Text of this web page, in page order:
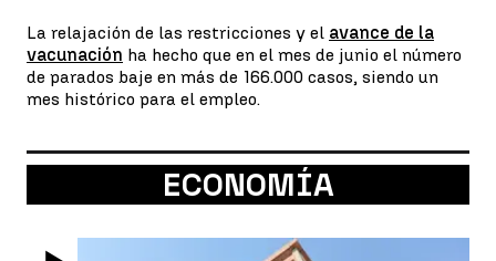
La relajación de las restricciones y el avance de la
vacunación ha hecho que en el mes de junio el número
de parados baje en más de 166.000 casos, siendo un
mes histórico para el empleo.
ECONOMÍA